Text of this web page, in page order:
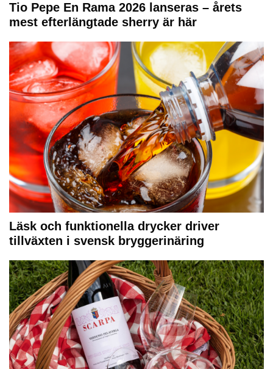
Tio Pepe En Rama 2026 lanseras – årets
mest efterlängtade sherry är här
Läsk och funktionella drycker driver
tillväxten i svensk bryggerinäring